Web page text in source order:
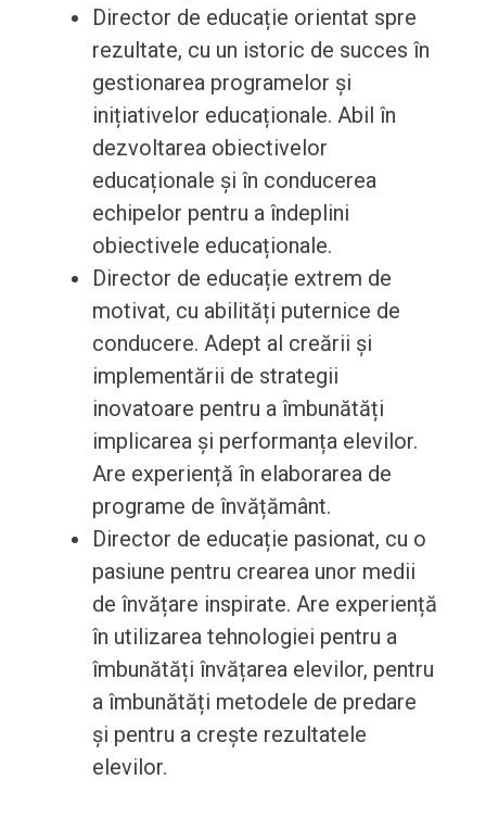
Director de educație orientat spre
rezultate, cu un istoric de succes în
gestionarea programelor și
inițiativelor educaționale. Abil în
dezvoltarea obiectivelor
educaționale și în conducerea
echipelor pentru a îndeplini
obiectivele educaționale.
Director de educație extrem de
motivat, cu abilități puternice de
conducere. Adept al creării și
implementării de strategii
inovatoare pentru a îmbunătăți
implicarea și performanța elevilor.
Are experiență în elaborarea de
programe de învățământ.
Director de educație pasionat, cu o
pasiune pentru crearea unor medii
de învățare inspirate. Are experiență
în utilizarea tehnologiei pentru a
îmbunătăți învățarea elevilor, pentru
a îmbunătăți metodele de predare
și pentru a crește rezultatele
elevilor.